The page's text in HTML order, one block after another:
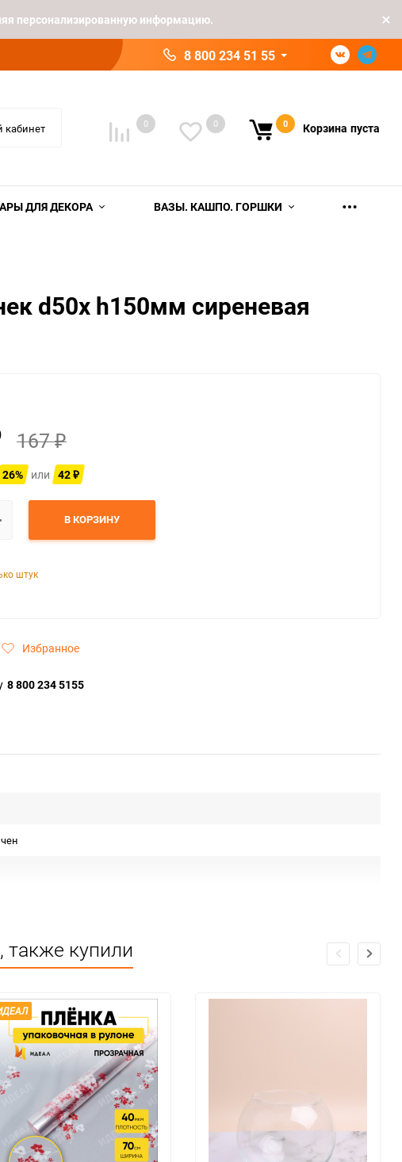
персонализированную информацию.
8 800 234 51 55
0 0 0 Корзина пуста
ДЛЯ ДЕКОРА ВАЗЫ. КАШПО. ГОРШКИ
d50х h150мм сиреневая
167₽
26% или 42 ₽
В КОРЗИНУ
штук
Избранное
8 800 234 5155
купили